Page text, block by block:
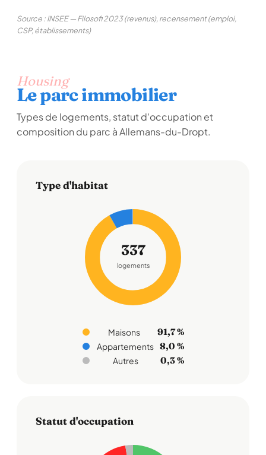
Source : INSEE — Filosofi 2023 (revenus), recensement (emploi,
CSP, établissements)
Housing
Le parc immobilier
Types de logements, statut d'occupation et
composition du parc à Allemans-du-Dropt.
Type d'habitat
337
logements
Maisons 91,7 %
Appartements 8,0 %
Autres 0,3 %
Statut d'occupation